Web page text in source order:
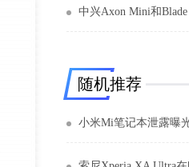
随机推荐
小米Mi笔记本泄露曝